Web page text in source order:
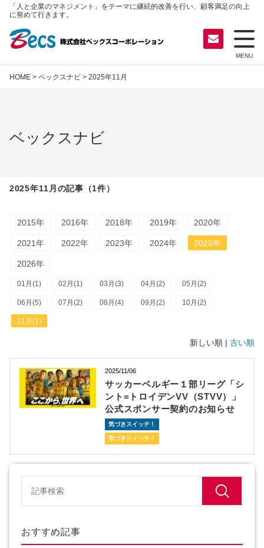
「人と企業のマネジメント」をテーマに継続的改善を行い、顧客満足の向上
に努めて行きます。
MENU
HOME > ベックスナビ > 2025年11月
ベックスナビ
2025年11月の記事（1件）
2015年 2016年 2018年 2019年 2020年
2021年 2022年 2023年 2024年 2025年
2026年
01月(1) 02月(1) 03月(3) 04月(2) 05月(2)
06月(5) 07月(2) 08月(4) 09月(2) 10月(2)
11月(1)
新しい順 | 古い順
2025/11/06
サッカーベルギー１部リーグ「シ
ント=トロイデンVV（STVV）」
公式スポンサー契約のお知らせ
気づきスイッチ！
気づきスイッチ！
おすすめ記事